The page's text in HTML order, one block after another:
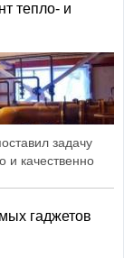
тепло- и
задачу
и качественно
гаджетов